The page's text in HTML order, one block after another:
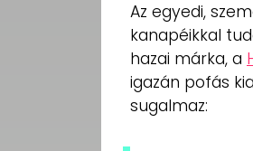
Az egyedi,
kanapéikkal
hazai márka, a
igazán pofás
sugalmaz: